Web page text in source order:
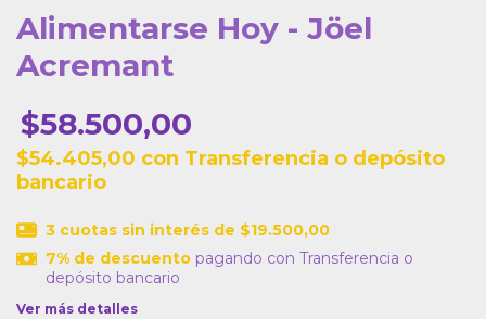
Alimentarse Hoy - Jöel
Acremant
$58.500,00
$54.405,00 con Transferencia o depósito
bancario
3 cuotas sin interés de $19.500,00
7% de descuentopagando con Transferencia o
depósito bancario
Ver más detalles